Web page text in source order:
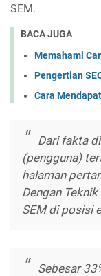
SEM.
BACA JUGA
Memahami
Pengertian
Cara
Dari fakta
(pengguna)
halaman
Dengan
SEM di posisi
Sebesar